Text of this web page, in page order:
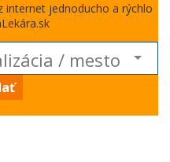
internet jednoducho a rýchlo